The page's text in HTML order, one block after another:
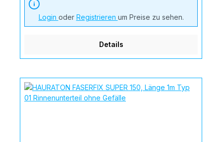
Login oder Registrieren um Preise zu sehen.
Details